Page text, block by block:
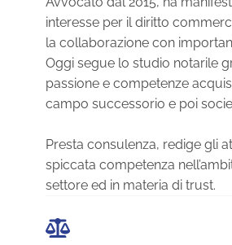
interesse per il diritto
la collaborazione con
Oggi segue lo studio notarile
passione e competenze
campo successorio e poi
Presta consulenza, redige gli
spiccata competenza
settore ed in materia di trust.